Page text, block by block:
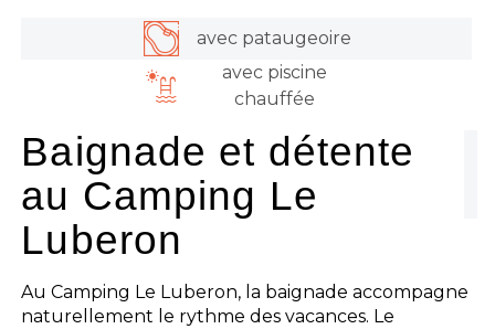
avec pataugeoire
avec piscine
chauffée
Baignade et détente
au Camping Le
Luberon
Au Camping Le Luberon, la baignade accompagne
naturellement le rythme des vacances. Le